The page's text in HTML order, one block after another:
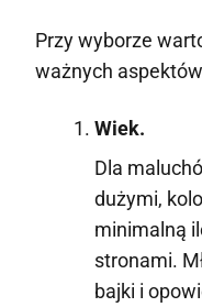
Przy wyborze
ważnych
Wiek.
Dla
dużymi,
minimalną
stronami.
bajki i